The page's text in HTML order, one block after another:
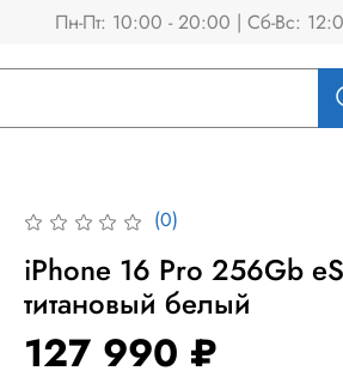
Пн-Пт: 10:00 - 20:00 | Сб-Вс:
(0)
iPhone 16 Pro 256Gb
титановый белый
127 990 ₽